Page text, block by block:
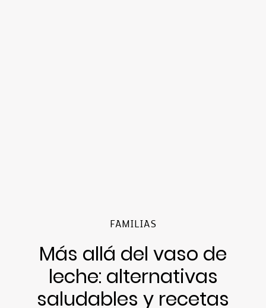
FAMILIAS
Más allá del vaso de
leche: alternativas
saludables y recetas